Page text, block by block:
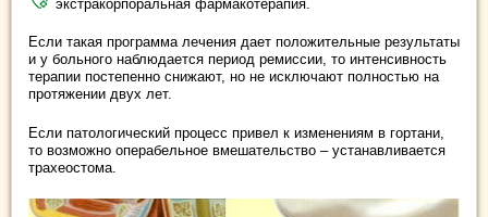
экстракорпоральная фармакотерапия.
Если такая программа лечения дает положительные результаты
и у больного наблюдается период ремиссии, то интенсивность
терапии постепенно снижают, но не исключают полностью на
протяжении двух лет.
Если патологический процесс привел к изменениям в гортани,
то возможно операбельное вмешательство – устанавливается
трахеостома.